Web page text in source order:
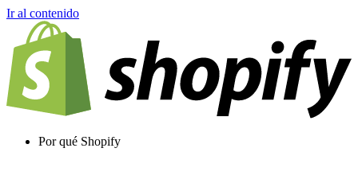
Ir al contenido
Por qué Shopify